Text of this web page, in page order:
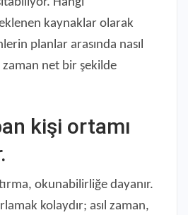
kaynaklar olarak
planlar arasında nasıl
zaman net bir şekilde
kişi ortamı
okunabilirliğe dayanır.
kolaydır; asıl zaman,